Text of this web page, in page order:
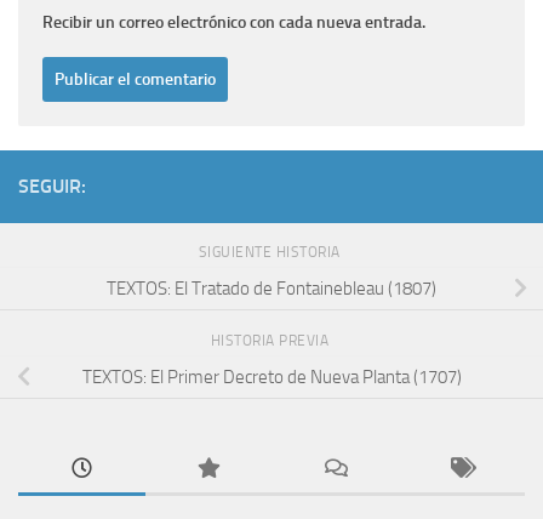
Recibir un correo electrónico con cada nueva entrada.
SEGUIR:
SIGUIENTE HISTORIA
TEXTOS: El Tratado de Fontainebleau (1807)
HISTORIA PREVIA
TEXTOS: El Primer Decreto de Nueva Planta (1707)